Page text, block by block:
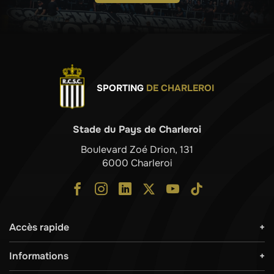
SPORTING DE CHARLEROI
Stade du Pays de Charleroi
Boulevard Zoé Drion, 131
6000 Charleroi
Accès rapide
Informations